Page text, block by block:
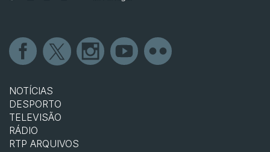
NOTÍCIAS
DESPORTO
TELEVISÃO
RÁDIO
RTP ARQUIVOS